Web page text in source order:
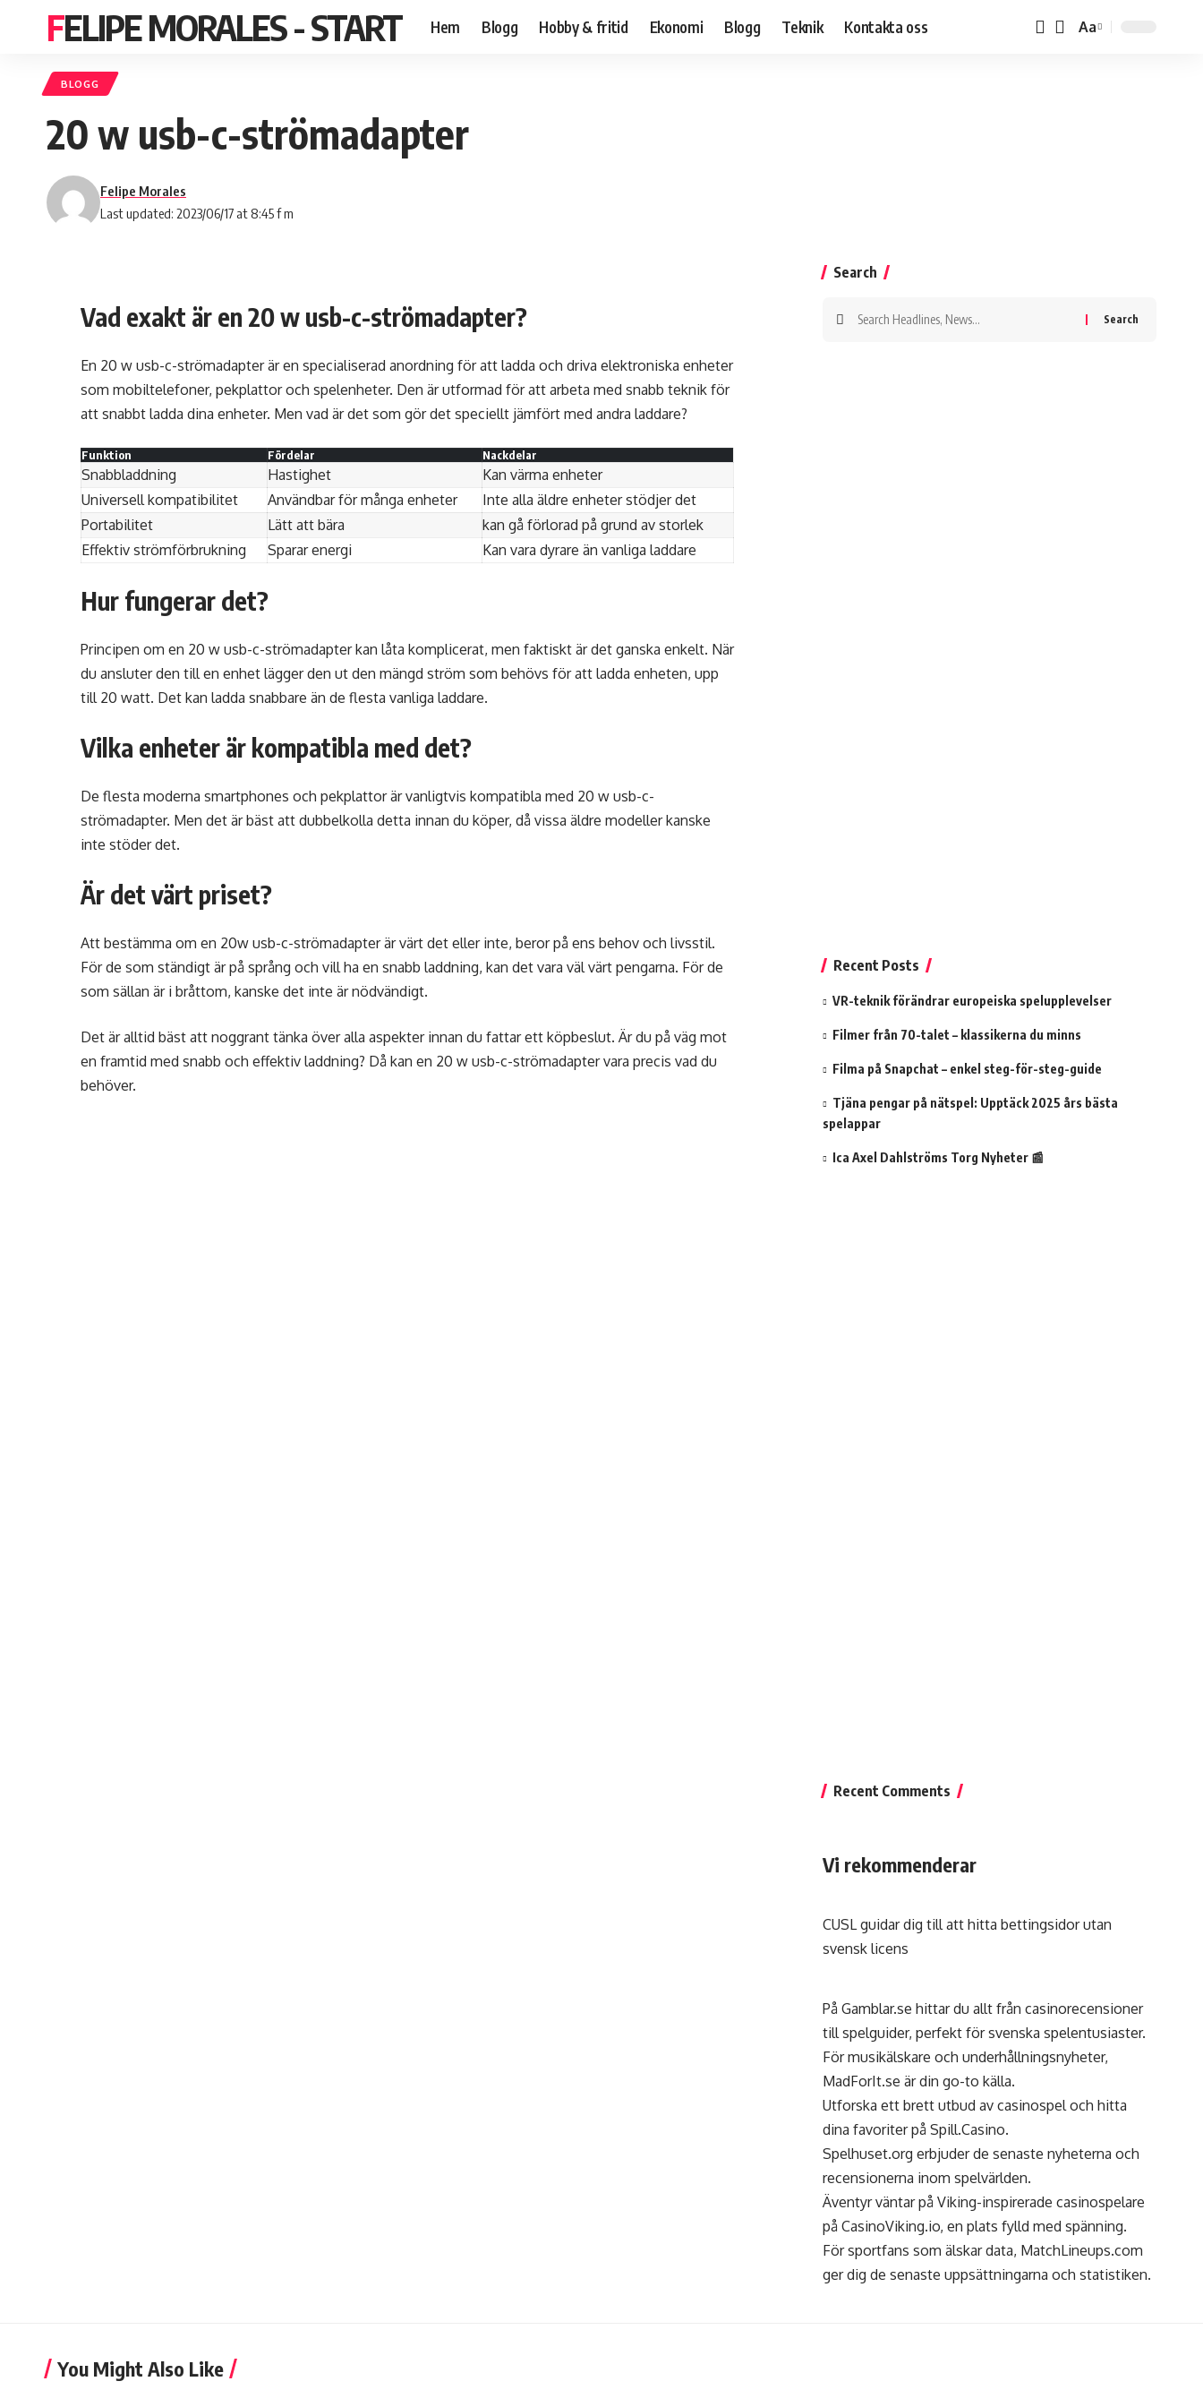
FELIPE MORALES - START Hem Blogg Hobby & fritid Ekonomi Blogg Teknik Kontakta oss Aa
BLOGG
20 w usb-c-strömadapter
Last updated: 2023/06/17 at 8:45 f m
Felipe Morales
Vad exakt är en 20 w usb-c-strömadapter?
En 20 w usb-c-strömadapter är en specialiserad anordning för att ladda och driva elektroniska enheter
som mobiltelefoner, pekplattor och spelenheter. Den är utformad för att arbeta med snabb teknik för
att snabbt ladda dina enheter. Men vad är det som gör det speciellt jämfört med andra laddare?
Funktion Fördelar Nackdelar
Snabbladdning Hastighet
Kan värma enheter
Universell kompatibilitet
Användbar för många enheter
Inte alla äldre enheter stödjer det
Portabilitet
Lätt att bära
kan gå förlorad på grund av storlek
Effektiv strömförbrukning
Sparar energi Kan vara dyrare än vanliga laddare
Hur fungerar det?
Principen om en 20 w usb-c-strömadapter kan låta komplicerat, men faktiskt är det ganska enkelt. När
du ansluter den till en enhet lägger den ut den mängd ström som behövs för att ladda enheten, upp
till 20 watt. Det kan ladda snabbare än de flesta vanliga laddare.
Vilka enheter är kompatibla med det?
De flesta moderna smartphones och pekplattor är vanligtvis kompatibla med 20 w usb-c-
strömadapter. Men det är bäst att dubbelkolla detta innan du köper, då vissa äldre modeller kanske
inte stöder det.
Är det värt priset?
Att bestämma om en 20w usb-c-strömadapter är värt det eller inte, beror på ens behov och livsstil.
För de som ständigt är på språng och vill ha en snabb laddning, kan det vara väl värt pengarna. För de
som sällan är i bråttom, kanske det inte är nödvändigt.
Det är alltid bäst att noggrant tänka över alla aspekter innan du fattar ett köpbeslut. Är du på väg mot
en framtid med snabb och effektiv laddning? Då kan en 20 w usb-c-strömadapter vara precis vad du
behöver.
Search
Recent Posts
VR-teknik förändrar europeiska spelupplevelser
Filmer från 70-talet – klassikerna du minns
Filma på Snapchat – enkel steg-för-steg-guide
Tjäna pengar på nätspel: Upptäck 2025 års bästa
spelappar
Ica Axel Dahlströms Torg Nyheter 📰
Recent Comments
Vi rekommenderar
CUSL guidar dig till att hitta bettingsidor utan
svensk licens
På Gamblar.se hittar du allt från casinorecensioner
till spelguider, perfekt för svenska spelentusiaster.
För musikälskare och underhållningsnyheter,
MadForIt.se är din go-to källa.
Utforska ett brett utbud av casinospel och hitta
dina favoriter på Spill.Casino.
Spelhuset.org erbjuder de senaste nyheterna och
recensionerna inom spelvärlden.
Äventyr väntar på Viking-inspirerade casinospelare
på CasinoViking.io, en plats fylld med spänning.
För sportfans som älskar data, MatchLineups.com
ger dig de senaste uppsättningarna och statistiken.
You Might Also Like